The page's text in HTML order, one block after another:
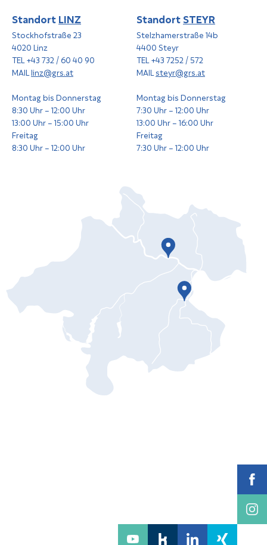
StandortLINZ
Stockhofstraße 23
4020 Linz
TEL +43 732 / 60 40 90
MAILlinz@grs.at
Montag bis Donnerstag
8:30 Uhr – 12:00 Uhr
13:00 Uhr – 15:00 Uhr
Freitag
8:30 Uhr – 12:00 Uhr
StandortSTEYR
Stelzhamerstraße 14b
4400 Steyr
TEL +43 7252 / 572
MAILsteyr@grs.at
Montag bis Donnerstag
7:30 Uhr – 12:00 Uhr
13:00 Uhr – 16:00 Uhr
Freitag
7:30 Uhr – 12:00 Uhr